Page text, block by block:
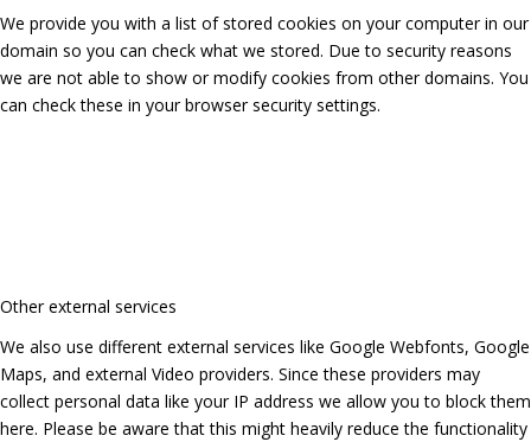
We provide you with a list of stored cookies on your computer in our
domain so you can check what we stored. Due to security reasons
we are not able to show or modify cookies from other domains. You
can check these in your browser security settings.
Other external services
We also use different external services like Google Webfonts, Google
Maps, and external Video providers. Since these providers may
collect personal data like your IP address we allow you to block them
here. Please be aware that this might heavily reduce the functionality